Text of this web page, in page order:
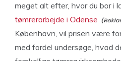
meget alt efter, hvor du bor i
tømrerarbejde i Odense
København, vil prisen være
med fordel undersøge, hvad